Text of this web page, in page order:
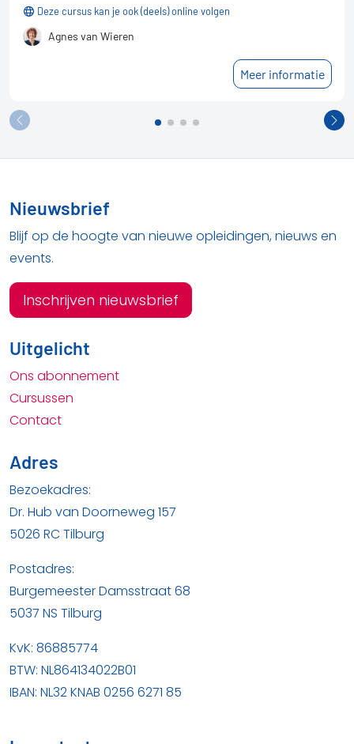
Deze cursus kan je ook (deels) online volgen
Agnes van Wieren
Meer informatie
Nieuwsbrief
Blijf op de hoogte van nieuwe opleidingen, nieuws en
events.
Inschrijven nieuwsbrief
Uitgelicht
Ons abonnement
Cursussen
Contact
Adres
Bezoekadres:
Dr. Hub van Doorneweg 157
5026 RC Tilburg
Postadres:
Burgemeester Damsstraat 68
5037 NS Tilburg
KvK: 86885774
BTW: NL864134022B01
IBAN: NL32 KNAB 0256 6271 85